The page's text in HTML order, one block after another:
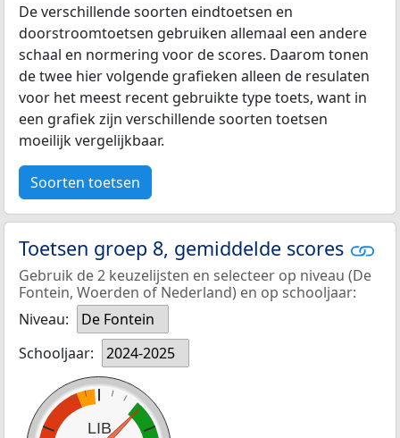
De verschillende soorten eindtoetsen en
doorstroomtoetsen gebruiken allemaal een andere
schaal en normering voor de scores. Daarom tonen
de twee hier volgende grafieken alleen de resulaten
voor het meest recent gebruikte type toets, want in
een grafiek zijn verschillende soorten toetsen
moeilijk vergelijkbaar.
Soorten toetsen
Toetsen groep 8, gemiddelde scores
Gebruik de 2 keuzelijsten en selecteer op niveau (De
Fontein, Woerden of Nederland) en op schooljaar:
Niveau:
De Fontein
Schooljaar:
2024-2025
LIB